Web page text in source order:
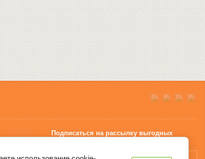
Подписаться на рассылку выгодных